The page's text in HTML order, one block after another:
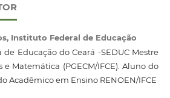
Instituto Federal de Educação
de Educação do Ceará -SEDUC Mestre
Matemática (PGECM/IFCE). Aluno do
Acadêmico em Ensino RENOEN/IFCE